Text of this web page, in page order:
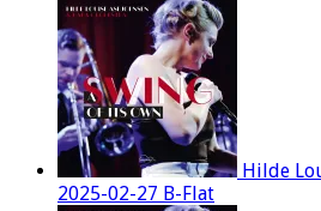
Hilde
2025-02-27 B-Flat